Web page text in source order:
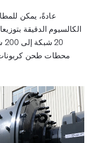
عادةً، يمكن
الكالسيوم الدقيقة
محطات طحن كربونات